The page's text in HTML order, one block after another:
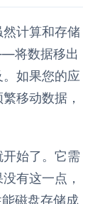
计算和存储
将数据移出
如果您的应
移动数据，
始了。它需
有这一点，
磁盘存储成